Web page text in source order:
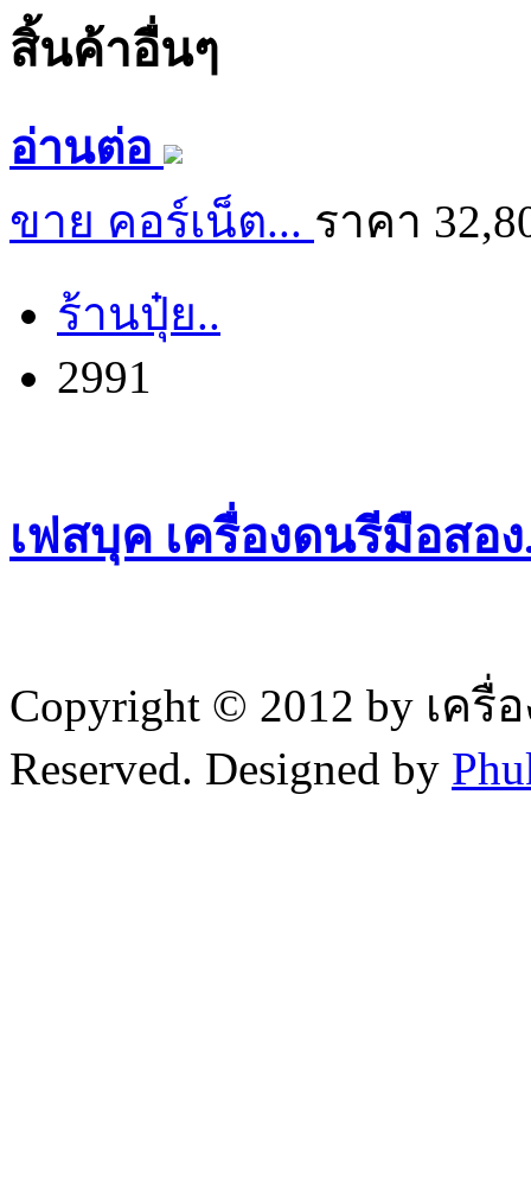
สิ้นค้าอื่นๆ
อ่านต่อ
ขาย คอร์เน็ต... ราคา
ร้านปุ๋ย..
2991
เฟสบุค เครื่องดนรีมือสอง
Copyright © 2012 by เค
Reserved. Designed by